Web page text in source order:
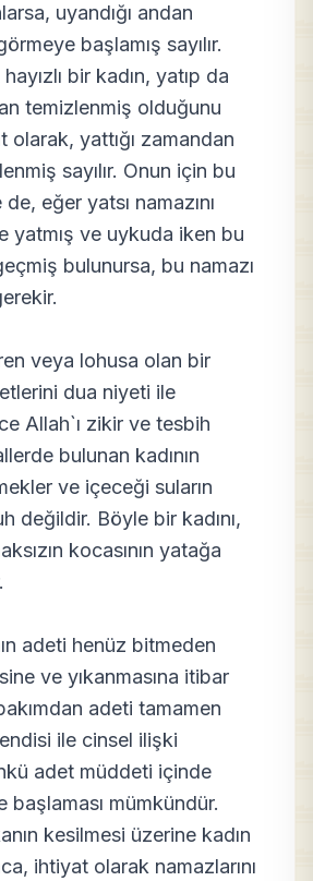
uyandığı andan
başlamış sayılır.
bir kadın, yatıp da
temizlenmiş olduğunu
olarak, yattığı zamandan
sayılır. Onun için bu
eğer yatsı namazını
yatmış ve uykuda iken bu
bulunursa, bu namazı
veya lohusa olan bir
dua niyeti ile
Allah`ı zikir ve tesbih
bulunan kadının
ve içeceği suların
değildir. Böyle bir kadını,
kocasının yatağa
adeti henüz bitmeden
ve yıkanmasına itibar
adeti tamamen
ile cinsel ilişki
adet müddeti içinde
başlaması mümkündür.
kesilmesi üzerine kadın
ihtiyat olarak namazlarını